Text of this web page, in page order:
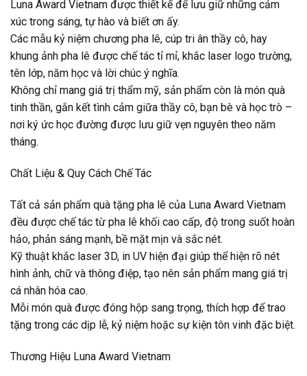
Luna Award Vietnam được thiết kế để lưu giữ những cảm
xúc trong sáng, tự hào và biết ơn ấy.
Các mẫu kỷ niệm chương pha lê, cúp tri ân thầy cô, hay
khung ảnh pha lê được chế tác tỉ mỉ, khắc laser logo trường,
tên lớp, năm học và lời chúc ý nghĩa.
Không chỉ mang giá trị thẩm mỹ, sản phẩm còn là món quà
tinh thần, gắn kết tình cảm giữa thầy cô, bạn bè và học trò –
nơi ký ức học đường được lưu giữ vẹn nguyên theo năm
tháng.
Chất Liệu & Quy Cách Chế Tác
Tất cả sản phẩm quà tặng pha lê của Luna Award Vietnam
đều được chế tác từ pha lê khối cao cấp, độ trong suốt hoàn
hảo, phản sáng mạnh, bề mặt mịn và sắc nét.
Kỹ thuật khắc laser 3D, in UV hiện đại giúp thể hiện rõ nét
hình ảnh, chữ và thông điệp, tạo nên sản phẩm mang giá trị
cá nhân hóa cao.
Mỗi món quà được đóng hộp sang trọng, thích hợp để trao
tặng trong các dịp lễ, kỷ niệm hoặc sự kiện tôn vinh đặc biệt.
Thương Hiệu Luna Award Vietnam